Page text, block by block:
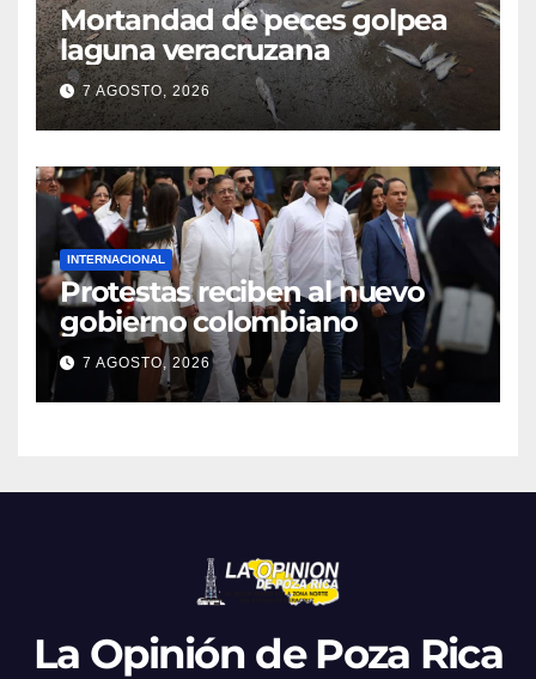
Mortandad de peces golpea
laguna veracruzana
7 AGOSTO, 2026
INTERNACIONAL
Protestas reciben al nuevo
gobierno colombiano
7 AGOSTO, 2026
La Opinión de Poza Rica